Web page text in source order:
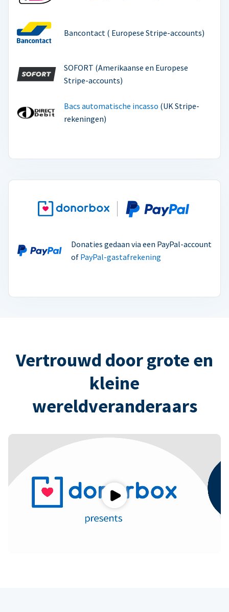
Bancontact ( Europese Stripe-accounts)
SOFORT (Amerikaanse en Europese
Stripe-accounts)
Bacs automatische incasso (UK Stripe-
rekeningen)
Donaties gedaan via een PayPal-account
of PayPal-gastafrekening
Vertrouwd door grote en
kleine
wereldveranderaars
Play